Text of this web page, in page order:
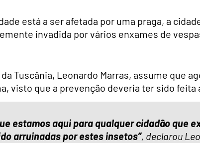
está a ser afetada por uma praga, a
invadida por vários enxames de
Tuscânia, Leonardo Marras, assume que
visto que a prevenção deveria ter sido feita
estamos aqui para qualquer cidadão que
arruinadas por estes insetos”, declarou